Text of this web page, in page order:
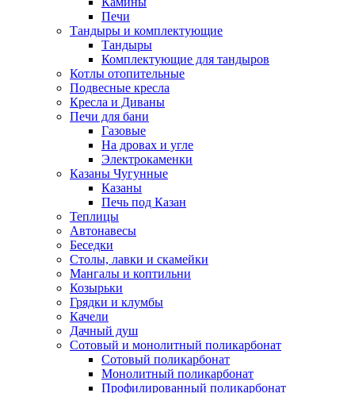
Печи
Тандыры и комплектующие
Тандыры
Комплектующие для тандыров
Котлы отопительные
Подвесные кресла
Кресла и Диваны
Печи для бани
Газовые
На дровах и угле
Электрокаменки
Казаны Чугунные
Казаны
Печь под Казан
Теплицы
Автонавесы
Беседки
Столы, лавки и скамейки
Мангалы и коптильни
Козырьки
Грядки и клумбы
Качели
Дачный душ
Сотовый и монолитный поликарбонат
Сотовый поликарбонат
Монолитный поликарбонат
Профилированный поликарбонат